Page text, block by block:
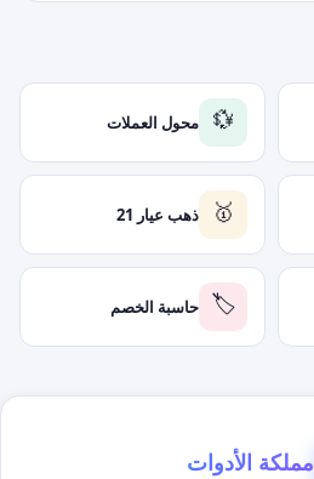
💱 محول العملات
🥇 ذهب عيار 21
🏷️ حاسبة الخصم
مملكة الأدوات